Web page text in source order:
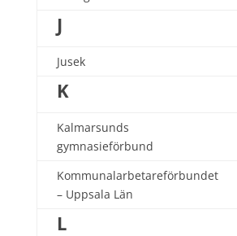
J
Jusek
K
Kalmarsunds
gymnasieförbund
Kommunalarbetareförbundet
– Uppsala Län
L